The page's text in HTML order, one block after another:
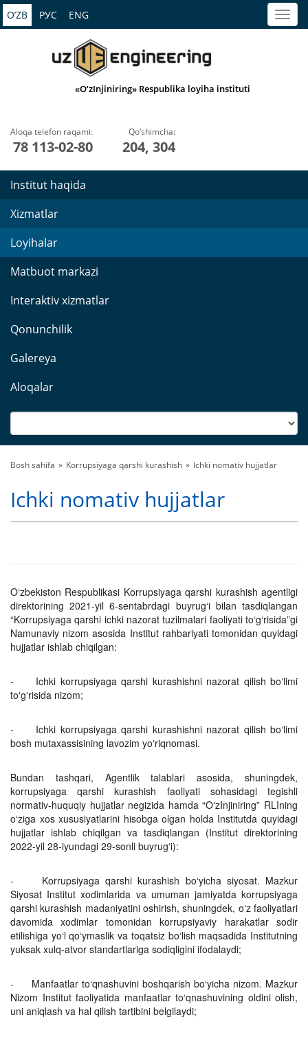
O’ZB РУС ENG
«O‘zInjiniring» Respublika loyiha instituti
Aloqa telefon raqami:
78 113-02-80
Qo‘shimcha:
204, 304
Institut haqida
Xizmatlar
Loyihalar
Matbuot markazi
Interaktiv xizmatlar
Qonunchilik
Galereya
Aloqalar
Bosh sahifa Korrupsiyaga qarshi kurashish Ichki nomativ hujjatlar
Ichki nomativ hujjatlar
O‘zbekiston Respublikasi Korrupsiyaga qarshi kurashish agentligi
direktorining 2021-yil 6-sentabrdagi buyrug‘i bilan tasdiqlangan
“Korrupsiyaga qarshi ichki nazorat tuzilmalari faoliyati to‘g‘risida”gi
Namunaviy nizom asosida Institut rahbariyati tomonidan quyidagi
hujjatlar ishlab chiqilgan:
- Ichki korrupsiyaga qarshi kurashishni nazorat qilish boʻlimi
toʻgʻrisida nizom;
- Ichki korrupsiyaga qarshi kurashishni nazorat qilish boʻlimi
bosh mutaxassisining lavozim yoʻriqnomasi.
Bundan tashqari, Agentlik talablari asosida, shuningdek,
korrupsiyaga qarshi kurashish faoliyati sohasidagi tegishli
normativ-huquqiy hujjatlar negizida hamda “OʻzInjiniring” RLIning
oʻziga xos xususiyatlarini hisobga olgan holda Institutda quyidagi
hujjatlar ishlab chiqilgan va tasdiqlangan (Institut direktorining
2022-yil 28-iyundagi 29-sonli buyrugʻi):
- Korrupsiyaga qarshi kurashish bo‘yicha siyosat. Mazkur
Siyosat Institut xodimlarida va umuman jamiyatda korrupsiyaga
qarshi kurashish madaniyatini oshirish, shuningdek, oʻz faoliyatlari
davomida xodimlar tomonidan korrupsiyaviy harakatlar sodir
etilishiga yo‘l qo‘ymaslik va toqatsiz boʻlish maqsadida Institutning
yuksak xulq-atvor standartlariga sodiqligini ifodalaydi;
- Manfaatlar to‘qnashuvini boshqarish bo‘yicha nizom. Mazkur
Nizom Institut faoliyatida manfaatlar to‘qnashuvining oldini olish,
uni aniqlash va hal qilish tartibini belgilaydi;